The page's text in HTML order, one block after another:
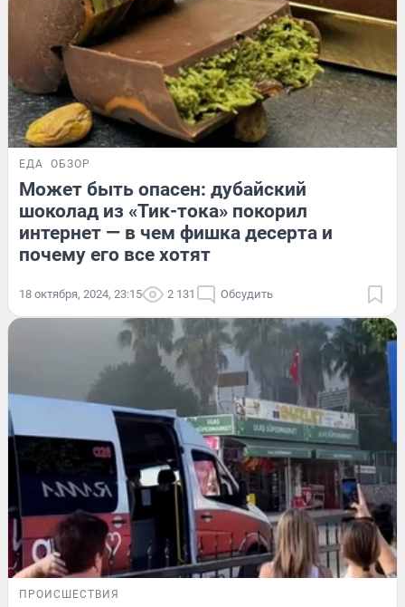
ЕДА ОБЗОР
Может быть опасен: дубайский
шоколад из «Тик-тока» покорил
интернет — в чем фишка десерта и
почему его все хотят
18 октября, 2024, 23:15 2 131 Обсудить
ПРОИСШЕСТВИЯ